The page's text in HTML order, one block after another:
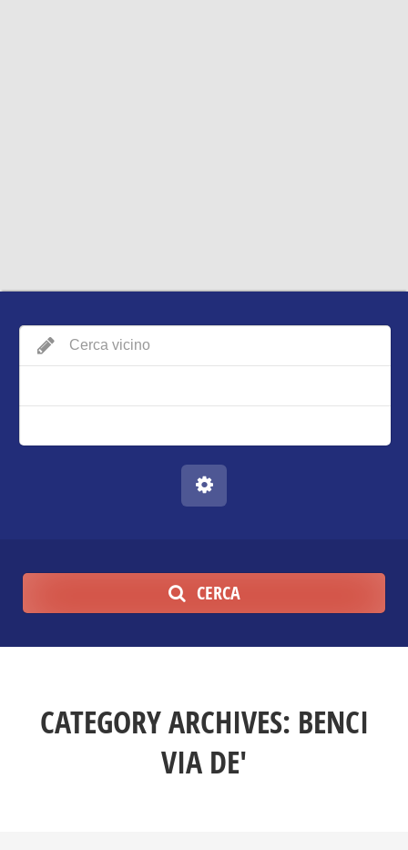
CERCA
CATEGORY ARCHIVES: BENCI
VIA DE'